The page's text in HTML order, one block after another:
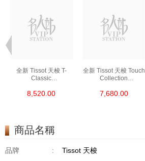
全新 Tissot 天梭 T-
Classic
8,520.00
全新 Tissot 天梭 Touch
Collection
7,680.00
商品名稱
品牌 : Tissot 天梭